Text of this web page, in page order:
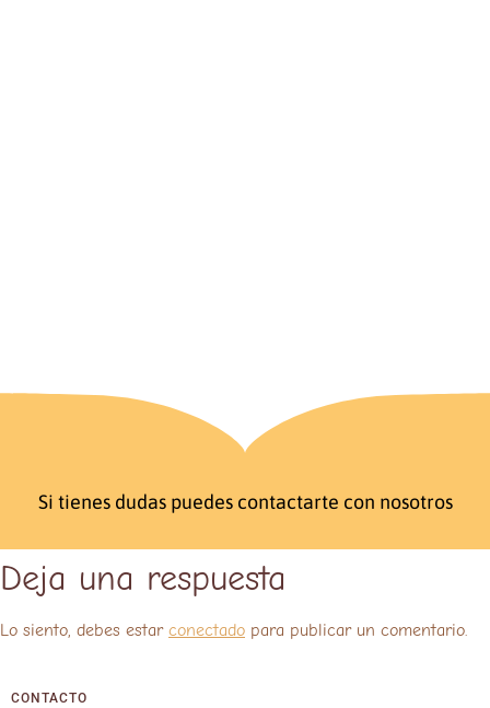
Si tienes dudas puedes contactarte con nosotros
Deja una respuesta
Lo siento, debes estar conectado para publicar un comentario.
CONTACTO